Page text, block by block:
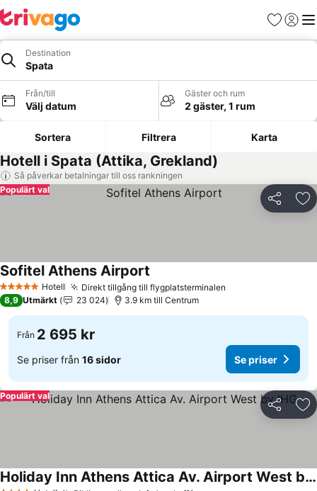
Favoriter
Logga
Destination
Spata
Från/till
Välj datum
Gäster och rum
2 gäster, 1 rum
Sortera Filtrera Karta
Hotell i Spata (Attika, Grekland)
Så påverkar betalningar till oss rankningen
Dela
Populärt val
5 Stjärnor Hotell Direkt tillgång till flygplatsterminalen
Sofitel Athens Airport
8,9 Utmärkt 23 024 3.9 km till Centrum
Från 2 695 kr
Se priser från 16 sidor Se priser
Dela
Populärt val
Holiday Inn Athens Attica Av. Airport West by IHG